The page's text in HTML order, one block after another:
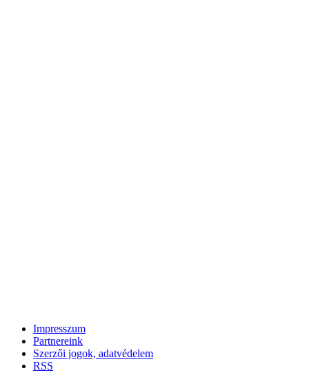
Impresszum
Partnereink
Szerzői jogok, adatvédelem
RSS